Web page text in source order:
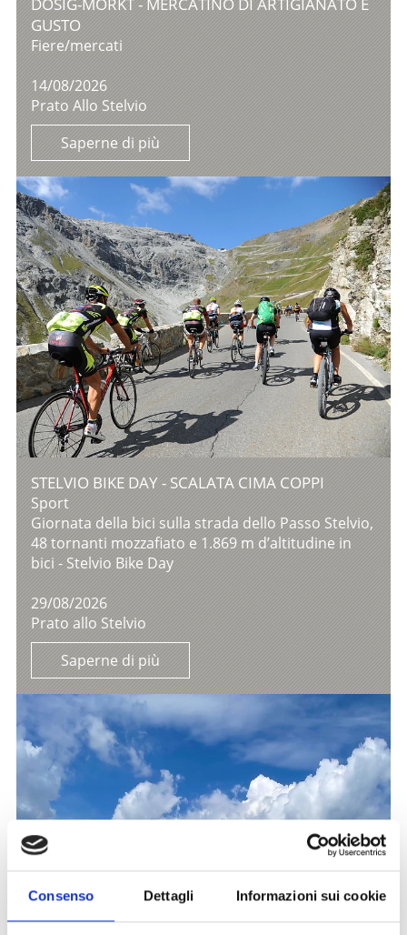
Consenso Dettagli Informazioni sui cookie
DOSIG-MORKT - MERCATINO DI ARTIGIANATO E
GUSTO
Fiere/mercati
14/08/2026
Prato Allo Stelvio
Saperne di più
STELVIO BIKE DAY - SCALATA CIMA COPPI
Sport
Giornata della bici sulla strada dello Passo Stelvio,
48 tornanti mozzafiato e 1.869 m d’altitudine in
bici - Stelvio Bike Day
29/08/2026
Prato allo Stelvio
Saperne di più